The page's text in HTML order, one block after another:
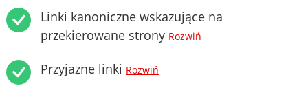
Linki kanoniczne wskazujące na
przekierowane strony Rozwiń
Przyjazne linki Rozwiń